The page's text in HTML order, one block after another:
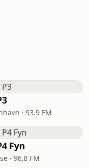
· 93.9 FM
Fyn
· 96.8 FM